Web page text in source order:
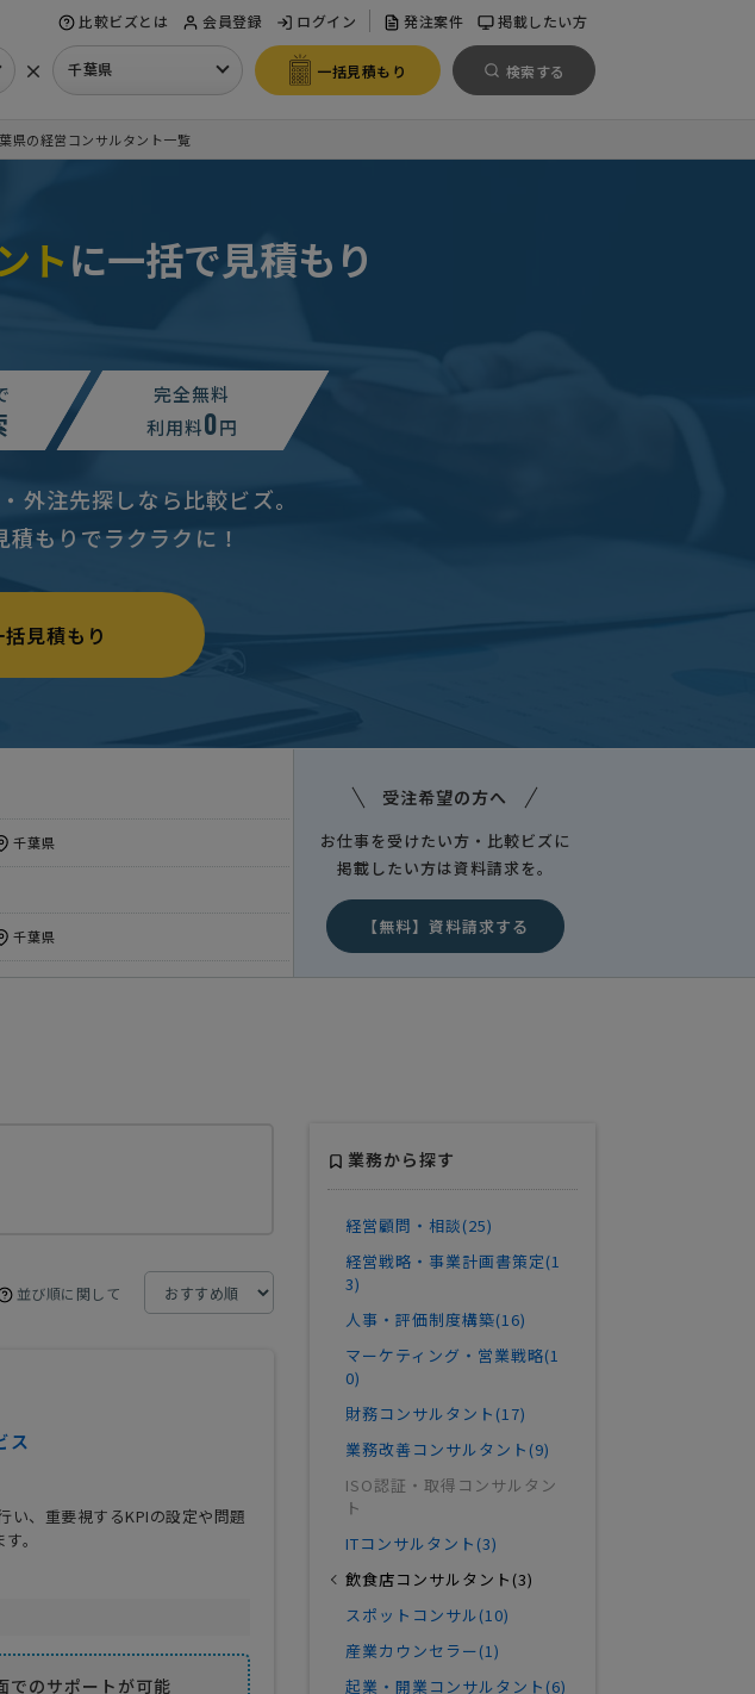
比較ビズとは 会員登録 ログイン 発注案件 掲載したい方
× 千葉県 一括見積もり 検索する
県の経営コンサルタント一覧
トに一括で見積もり
完全無料
利用料0円
外注先探しなら比較ビズ。
もりでラクラクに！
見積もり
千葉県
まで 千葉県
県
決めたい 千葉県
千葉県
千葉県
まで 千葉県
受注希望の方へ
お仕事を受けたい方・比較ビズに
掲載したい方は資料請求を。
【無料】資料請求する
並び順に関して
ス
い、重要視するKPIの設定や問題
。
でのサポートが可能
業務から探す
経営顧問・相談(25)
経営戦略・事業計画書策定(1
3)
人事・評価制度構築(16)
マーケティング・営業戦略(1
0)
財務コンサルタント(17)
業務改善コンサルタント(9)
ISO認証・取得コンサルタン
ト
ITコンサルタント(3)
飲食店コンサルタント(3)
スポットコンサル(10)
産業カウンセラー(1)
起業・開業コンサルタント(6)